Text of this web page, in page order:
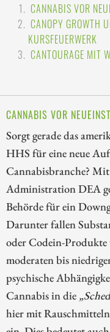
CANNABIS VOR
CANOPY GROWTH
KURSFEUERWERK
CANTOURAGE MIT
CANNABIS VOR
Sorgt gerade das
HHS für eine neue
Cannabisbranche?
Administration DEA
Behörde für ein
Darunter fallen
oder Codein-
moderaten bis
psychische
Cannabis in die
hier mit